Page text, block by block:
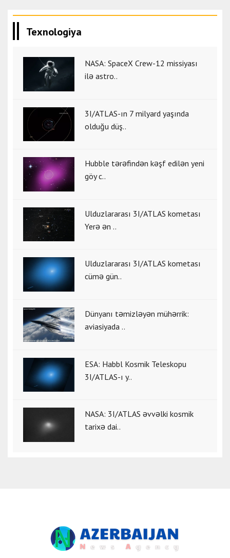
Texnologiya
NASA: SpaceX Crew-12 missiyası
ilə astro..
3I/ATLAS-ın 7 milyard yaşında
olduğu düş..
Hubble tərəfindən kəşf edilən yeni
göy c..
Ulduzlararası 3I/ATLAS kometası
Yerə ən ..
Ulduzlararası 3I/ATLAS kometası
cümə gün..
Dünyanı təmizləyən mühərrik:
aviasiyada ..
ESA: Habbl Kosmik Teleskopu
3I/ATLAS-ı y..
NASA: 3I/ATLAS əvvəlki kosmik
tarixə dai..